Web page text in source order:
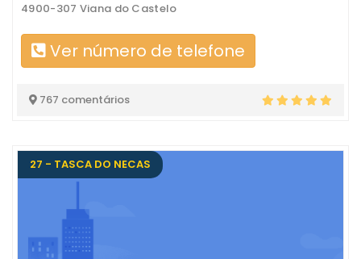
4900-307 Viana do Castelo
Ver número de telefone
767 comentários
27 - TASCA DO NECAS